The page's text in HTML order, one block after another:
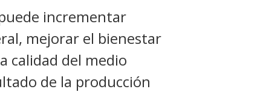
incrementar
mejorar el bienestar
calidad del medio
de la producción